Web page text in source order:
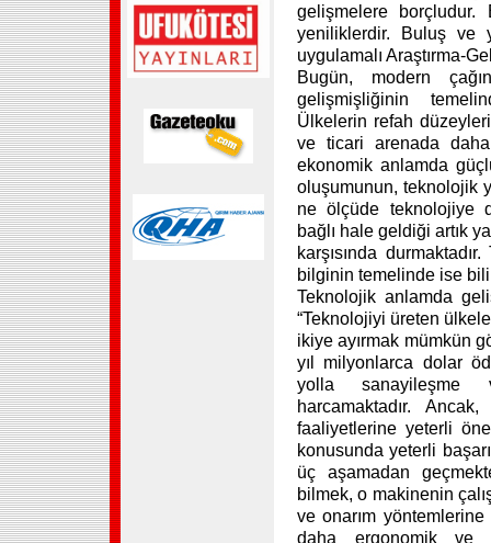
gelişmelere
yeniliklerdir. Buluş ve
uygulamalı Araştırma-
Bugün, modern
gelişmişliğinin
Ülkelerin refah
ve ticari arenada
ekonomik anlamda
oluşumunun, teknolojik
ne ölçüde teknolojiye
bağlı hale geldiği artık
karşısında
bilginin temelinde ise
Teknolojik anlamda
“Teknolojiyi üreten
ikiye ayırmak mümkün
yıl milyonlarca dolar
yolla sanayileşme
harcamaktadır.
faaliyetlerine yeterli
konusunda yeterli
üç aşamadan
bilmek, o makinenin
ve onarım
daha ergonomik ve